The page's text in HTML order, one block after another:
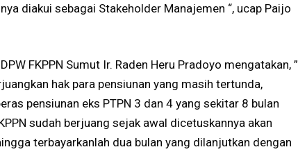
diakui sebagai Stakeholder Manajemen “, ucap Paijo
FKPPN Sumut Ir. Raden Heru Pradoyo mengatakan, ”
hak para pensiunan yang masih tertunda,
pensiunan eks PTPN 3 dan 4 yang sekitar 8 bulan
sudah berjuang sejak awal dicetuskannya akan
terbayarkanlah dua bulan yang dilanjutkan dengan